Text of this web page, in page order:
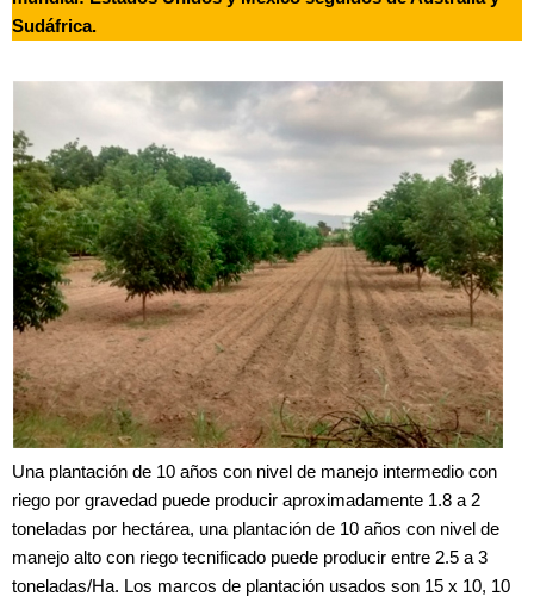
Sudáfrica.
Una plantación de 10 años con nivel de manejo intermedio con
riego por gravedad puede producir aproximadamente 1.8 a 2
toneladas por hectárea, una plantación de 10 años con nivel de
manejo alto con riego tecnificado puede producir entre 2.5 a 3
toneladas/Ha. Los marcos de plantación usados son 15 x 10, 10